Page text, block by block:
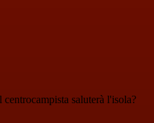
saluterà l'isola?